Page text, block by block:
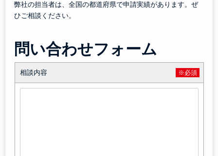
弊社の担当者は、全国の都道府県で申請実績があります。ぜ
ひご相談ください。
問い合わせフォーム
相談内容 ※必須